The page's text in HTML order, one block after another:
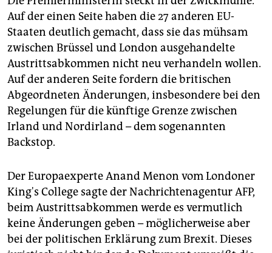
Auf der einen Seite haben die 27 anderen EU-
Staaten deutlich gemacht, dass sie das mühsam
zwischen Brüssel und London ausgehandelte
Austrittsabkommen nicht neu verhandeln wollen.
Auf der anderen Seite fordern die britischen
Abgeordneten Änderungen, insbesondere bei den
Regelungen für die künftige Grenze zwischen
Irland und Nordirland – dem sogenannten
Backstop.
Der Europaexperte Anand Menon vom Londoner
King's College sagte der Nachrichtenagentur AFP,
beim Austrittsabkommen werde es vermutlich
keine Änderungen geben – möglicherweise aber
bei der politischen Erklärung zum Brexit. Dieses